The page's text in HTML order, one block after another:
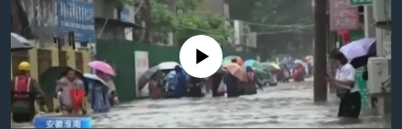
ម្តង
រំលង​
និង​
ចូល​
ទៅ​
កម្ពុជាច្នៃប្រតិដ្ឋ
ព្រឹត្តិការណ៍ព័ត៌មាន
ទូរទស្សន៍ / វីដេអូ​
វិទ្យុ / ផតខាសថ៍
No media source currently available